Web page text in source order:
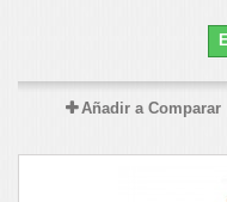
Añadir a Comparar